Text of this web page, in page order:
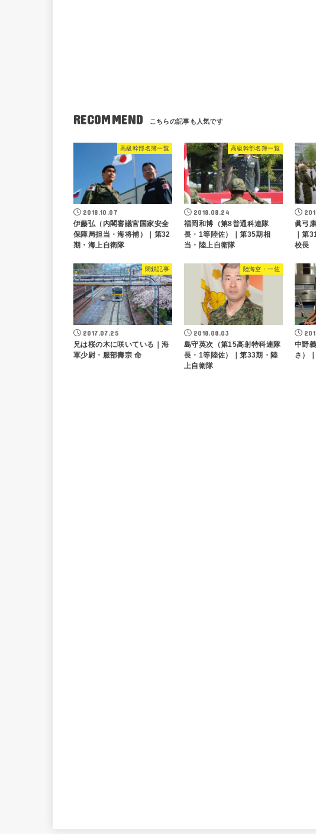
RECOMMEND
高級幹部名簿一覧
2018.10.07
伊藤弘（内閣審議官国家安全
保障局担当・海将補）｜第32
期・海上自衛隊
高級幹部名簿一覧
2018.08.24
福岡和博（第8普通科連隊
長・1等陸佐）｜第35期相
当・陸上自衛隊
眞弓
｜第
校長
閉鎖記事
2017.07.25
兄は桜の木に咲いている｜海
軍少尉・服部壽宗 命
陸海空・一佐
2018.08.03
島守英次（第15高射特科連隊
長・1等陸佐）｜第33期・陸
上自衛隊
中野
さ）